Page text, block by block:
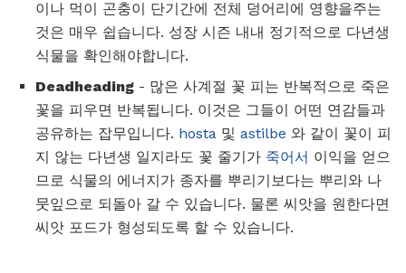
이나 먹이 곤충이 단기간에 전체 덩어리에 영향을주는
것은 매우 쉽습니다. 성장 시즌 내내 정기적으로 다년생
식물을 확인해야합니다.
Deadheading - 많은 사계절 꽃 피는 반복적으로 죽은
꽃을 피우면 반복됩니다. 이것은 그들이 어떤 연감들과
공유하는 잡무입니다. hosta 및 astilbe 와 같이 꽃이 피
지 않는 다년생 일지라도 꽃 줄기가 죽어서 이익을 얻으
므로 식물의 에너지가 종자를 뿌리기보다는 뿌리와 나
뭇잎으로 되돌아 갈 수 있습니다. 물론 씨앗을 원한다면
씨앗 포드가 형성되도록 할 수 있습니다.